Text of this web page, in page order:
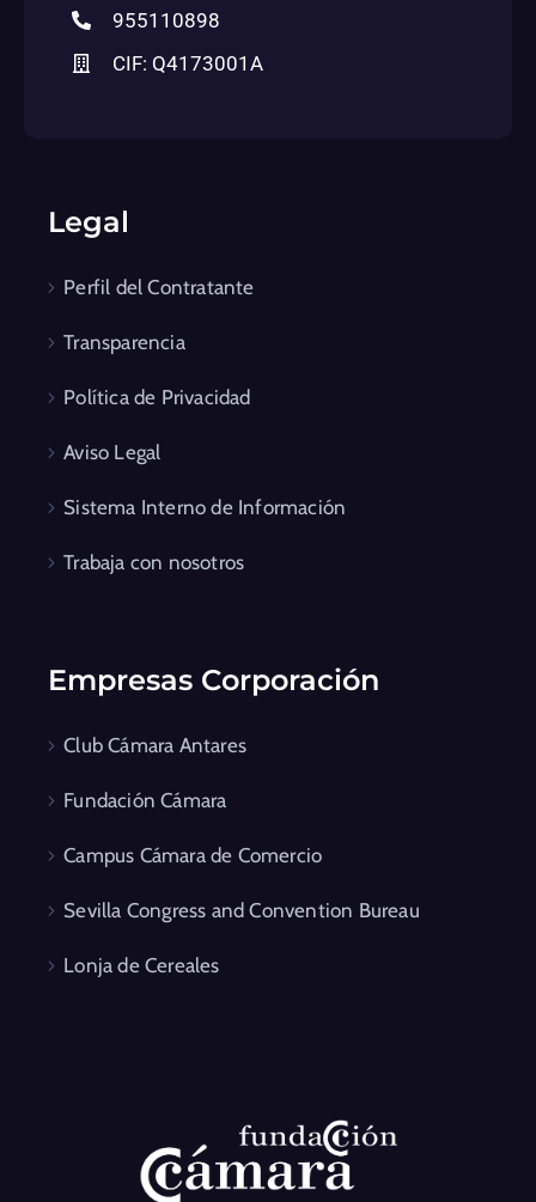
955110898
CIF: Q4173001A
Legal
Perfil del Contratante
Transparencia
Política de Privacidad
Aviso Legal
Sistema Interno de Información
Trabaja con nosotros
Empresas Corporación
Club Cámara Antares
Fundación Cámara
Campus Cámara de Comercio
Sevilla Congress and Convention Bureau
Lonja de Cereales